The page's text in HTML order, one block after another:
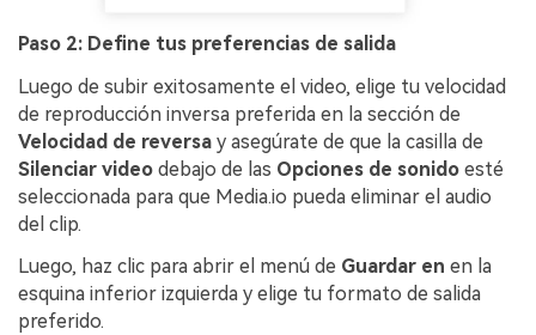
Paso 2: Define tus preferencias de salida
Luego de subir exitosamente el video, elige tu velocidad
de reproducción inversa preferida en la sección de
Velocidad de reversa y asegúrate de que la casilla de
Silenciar video debajo de las Opciones de sonido esté
seleccionada para que Media.io pueda eliminar el audio
del clip.
Luego, haz clic para abrir el menú de Guardar en en la
esquina inferior izquierda y elige tu formato de salida
preferido.